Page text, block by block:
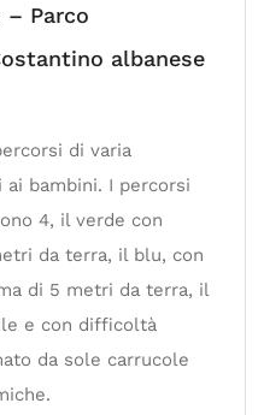
– Parco
albanese
di varia
bambini. I percorsi
4, il verde con
da terra, il blu, con
di 5 metri da terra, il
e con difficoltà
da sole carrucole